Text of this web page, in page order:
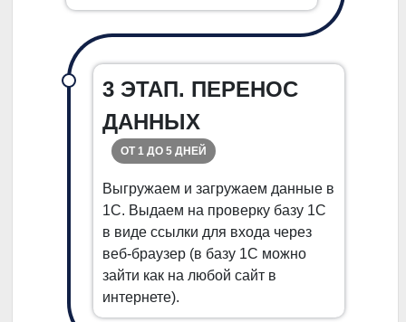
3 ЭТАП. ПЕРЕНОС
ДАННЫХ
ОТ 1 ДО 5 ДНЕЙ
Выгружаем и загружаем данные в
1С. Выдаем на проверку базу 1С
в виде ссылки для входа через
веб-браузер (в базу 1С можно
зайти как на любой сайт в
интернете).